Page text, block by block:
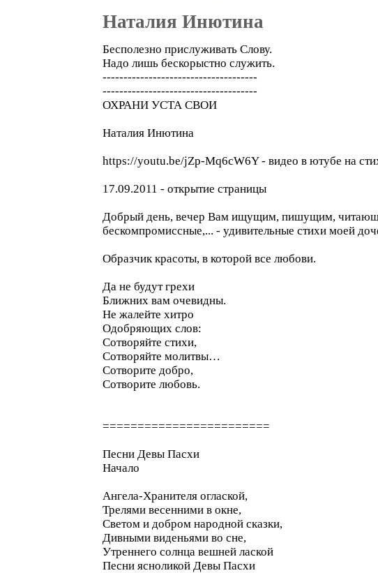
Наталия Инютина
Бесполезно прислуживать Слову.
Надо лишь бескорыстно служить.
-------------------------------------
-------------------------------------
ОХРАНИ УСТА СВОИ
Наталия Инютина
https://youtu.be/jZp-Mq6cW6Y - видео в ютубе на
17.09.2011 - открытие страницы
Добрый день, вечер Вам ищущим, пишущим,
бескомпромиссные,... - удивительные стихи моей
Образчик красоты, в которой все любови.
Да не будут грехи
Ближних вам очевидны.
Не жалейте хитро
Одобряющих слов:
Сотворяйте стихи,
Сотворяйте молитвы…
Сотворите добро,
Сотворите любовь.
========================
Песни Девы Пасхи
Начало
Ангела-Хранителя оглаской,
Трелями весенними в окне,
Светом и добром народной сказки,
Дивными виденьями во сне,
Утреннего солнца вешней лаской
Песни ясноликой Девы Пасхи